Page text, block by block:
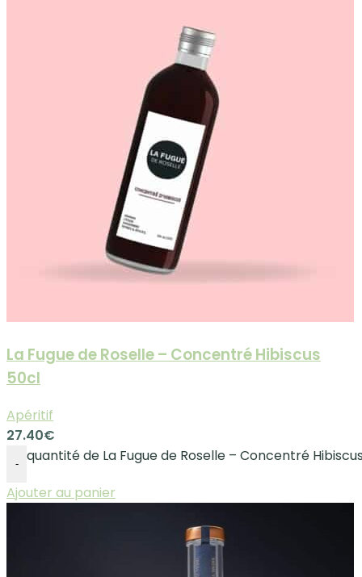
La Fugue de Roselle – Concentré Hibiscus
50cl
Apéritif
27.40€
-
quantité de La Fugue de Roselle – Concentré
Ajouter au panier